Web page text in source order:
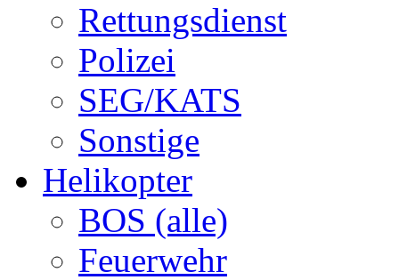
Rettungsdienst
Polizei
SEG/KATS
Sonstige
Helikopter
BOS (alle)
Feuerwehr